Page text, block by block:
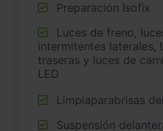
Preparación Isofix
intermitentes laterales,
traseras y luces de
LED
Limpiaparabrisas